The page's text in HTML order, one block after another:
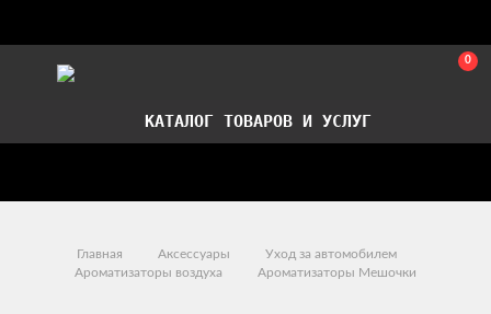
0
КАТАЛОГ ТОВАРОВ И УСЛУГ
Главная Аксессуары
Уход за автомобилем
Ароматизаторы воздуха
Ароматизаторы Мешочки